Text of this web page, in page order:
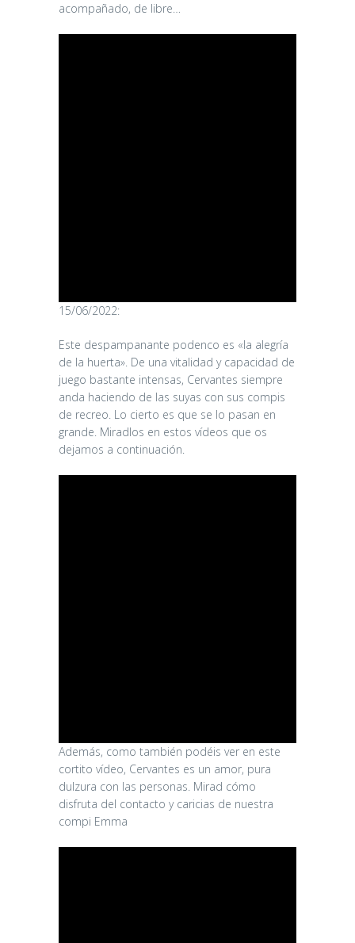
acompañado, de libre…
15/06/2022:
Este despampanante podenco es «la alegría
de la huerta». De una vitalidad y capacidad de
juego bastante intensas, Cervantes siempre
anda haciendo de las suyas con sus compis
de recreo. Lo cierto es que se lo pasan en
grande. Miradlos en estos vídeos que os
dejamos a continuación.
Además, como también podéis ver en este
cortito vídeo, Cervantes es un amor, pura
dulzura con las personas. Mirad cómo
disfruta del contacto y caricias de nuestra
compi Emma